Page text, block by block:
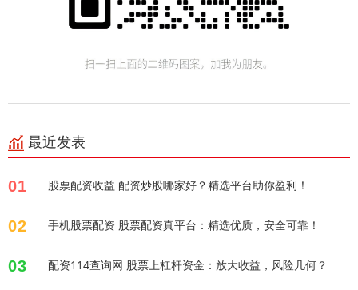
最近发表
01 股票配资收益 配资炒股哪家好？精选平台助你盈利！
02 手机股票配资 股票配资真平台：精选优质，安全可靠！
03 配资114查询网 股票上杠杆资金：放大收益，风险几何？